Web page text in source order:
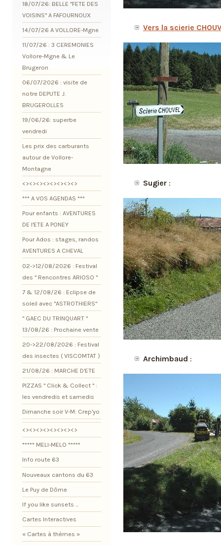
Vers la scierie
Sugier :
Archimbaud :
18/07/26: BELLE "FETE DES
VOISINS" A FAFOURNOUX
14/07/26 A VOLLORE-Mgne
11/07/26 : 3 CEREMONIES
Vollore-Mgne & Le
Brugeron
06/07/2026 : visite de
notre DEPUTE J.
BRUGEROLLES
19/06/26: superbe
vendredi
Les prix des carburants
autour de Vollore-
Montagne
<><><><><><><><>
*** A VOS AGENDAS ***
Pour enfants : AVENTURES
DE l'ETE A PONEY
Pour Ados : stages, randos
AVENTURES A CHEVAL
02->12/08/2026 : Festival
des " Rencontres ARIOSO "
7 & 12/08/26 : Eclipse de
soleil avec "ASTROTHIERS"
" GAEC DU TRINQUART "
13/08/26 : Prochaine vente
20->22/08/2026 : Festival
des insectes ( VISCOMTAT )
21/08/26 : MARCHE D'ETE
PIZZAS " Click & Collect " :
les vendredis et samedis
Dimanche soir V-M: Crep'yo
<><><><><><><><>
***** MELI-MELO *****
Info route 63
Nouveaux cantons du 63
Le Puy de Dôme
If you like sunsets ...
Cartes Interactives
« Cartes à thèmes »